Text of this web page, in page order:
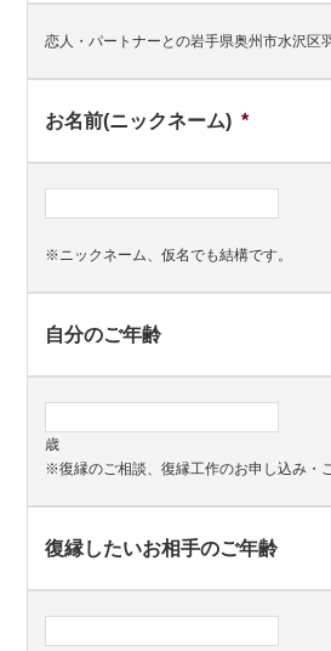
恋人・パートナーとの岩手県奥州市水沢区
お名前(ニックネーム) *
※ニックネーム、仮名でも結構です。
自分のご年齢
歳
※復縁のご相談、復縁工作のお申し込み・
復縁したいお相手のご年齢